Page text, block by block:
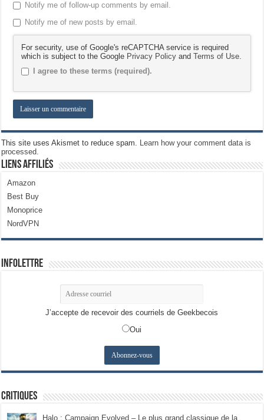
Notify me of follow-up comments by email.
Notify me of new posts by email.
For security, use of Google's reCAPTCHA service is required
which is subject to the Google Privacy Policy andTerms of Use.
I agree to these terms (required).
This site uses Akismet to reduce spam. Learn how your comment data is
processed.
Liens Affiliés
Amazon
Best Buy
Monoprice
NordVPN
Infolettre
J’accepte de recevoir des courriels de Geekbecois
Oui
Critiques
Halo : Campaign Evolved – Le plus grand classique de la